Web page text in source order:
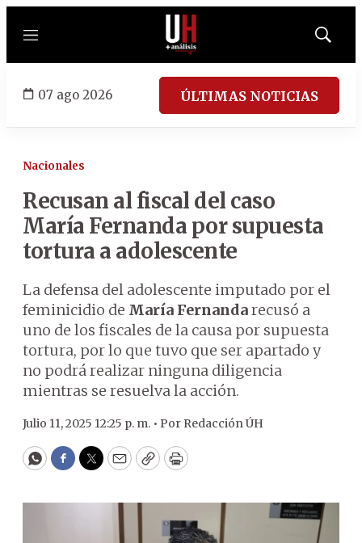
Menú
Mostrar
07 ago 2026 ÚLTIMAS NOTICIAS
Nacionales
Recusan al fiscal del caso
María Fernanda por supuesta
tortura a adolescente
La defensa del adolescente imputado por el
feminicidio de María Fernandarecusó a
uno de los fiscales de la causa por supuesta
tortura, por lo que tuvo que ser apartado y
no podrá realizar ninguna diligencia
mientras se resuelva la acción.
Julio 11, 2025 12:25 p. m. • Por Redacción ÚH
WhatsApp
Facebook
Twitter
EmailCopyPrint